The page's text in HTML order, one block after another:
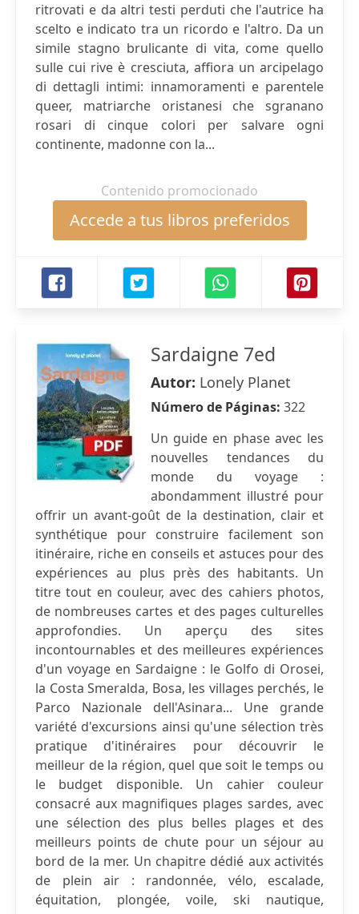
ritrovati e da altri testi perduti che l'autrice ha
scelto e indicato tra un ricordo e l'altro. Da un
simile stagno brulicante di vita, come quello
sulle cui rive è cresciuta, affiora un arcipelago
di dettagli intimi: innamoramenti e parentele
queer, matriarche oristanesi che sgranano
rosari di cinque colori per salvare ogni
continente, madonne con la...
Contenido promocionado
Accede a tus libros preferidos
Sardaigne 7ed
Autor: Lonely Planet
Número de Páginas: 322
Un guide en phase avec les
nouvelles tendances du
monde du voyage :
abondamment illustré pour
offrir un avant-goût de la destination, clair et
synthétique pour construire facilement son
itinéraire, riche en conseils et astuces pour des
expériences au plus près des habitants. Un
titre tout en couleur, avec des cahiers photos,
de nombreuses cartes et des pages culturelles
approfondies. Un aperçu des sites
incontournables et des meilleures expériences
d'un voyage en Sardaigne : le Golfo di Orosei,
la Costa Smeralda, Bosa, les villages perchés, le
Parco Nazionale dell'Asinara... Une grande
variété d'excursions ainsi qu'une sélection très
pratique d'itinéraires pour découvrir le
meilleur de la région, quel que soit le temps ou
le budget disponible. Un cahier couleur
consacré aux magnifiques plages sardes, avec
une sélection des plus belles plages et des
meilleurs points de chute pour un séjour au
bord de la mer. Un chapitre dédié aux activités
de plein air : randonnée, vélo, escalade,
équitation, plongée, voile, ski nautique,